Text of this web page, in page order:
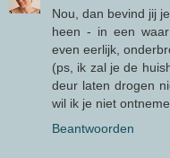
Nou, dan bevind jij
heen - in een
even eerlijk,
(ps, ik zal je de
deur laten drogen
wil ik je niet
Beantwoorden